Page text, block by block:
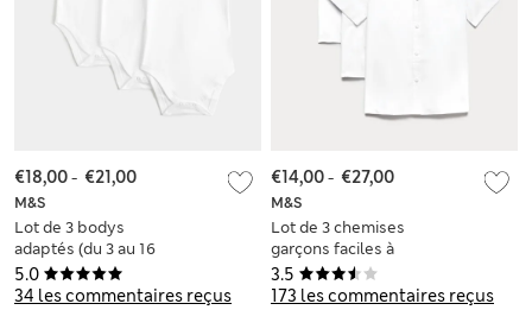
5.0
34 les commentaires reçus
M&S
Lot de 3 bodys
adaptés (du 3 au 16
ans)
€18,00- €21,00
3.5
173 les commentaires reçus
M&S
Lot de 3 chemises
garçons faciles à
porter et à repasser
parfaites pour
€14,00- €27,00